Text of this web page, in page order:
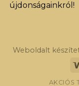
újdonságainkról!
Weboldalt
AKCIÓS